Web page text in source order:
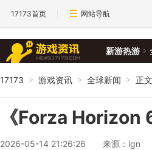
17173首页 网站导航
新游热游
17173 > 游戏资讯 > 全球新闻 > 正文
《Forza Horizon
2026-05-14 21:26:26 来源：ign